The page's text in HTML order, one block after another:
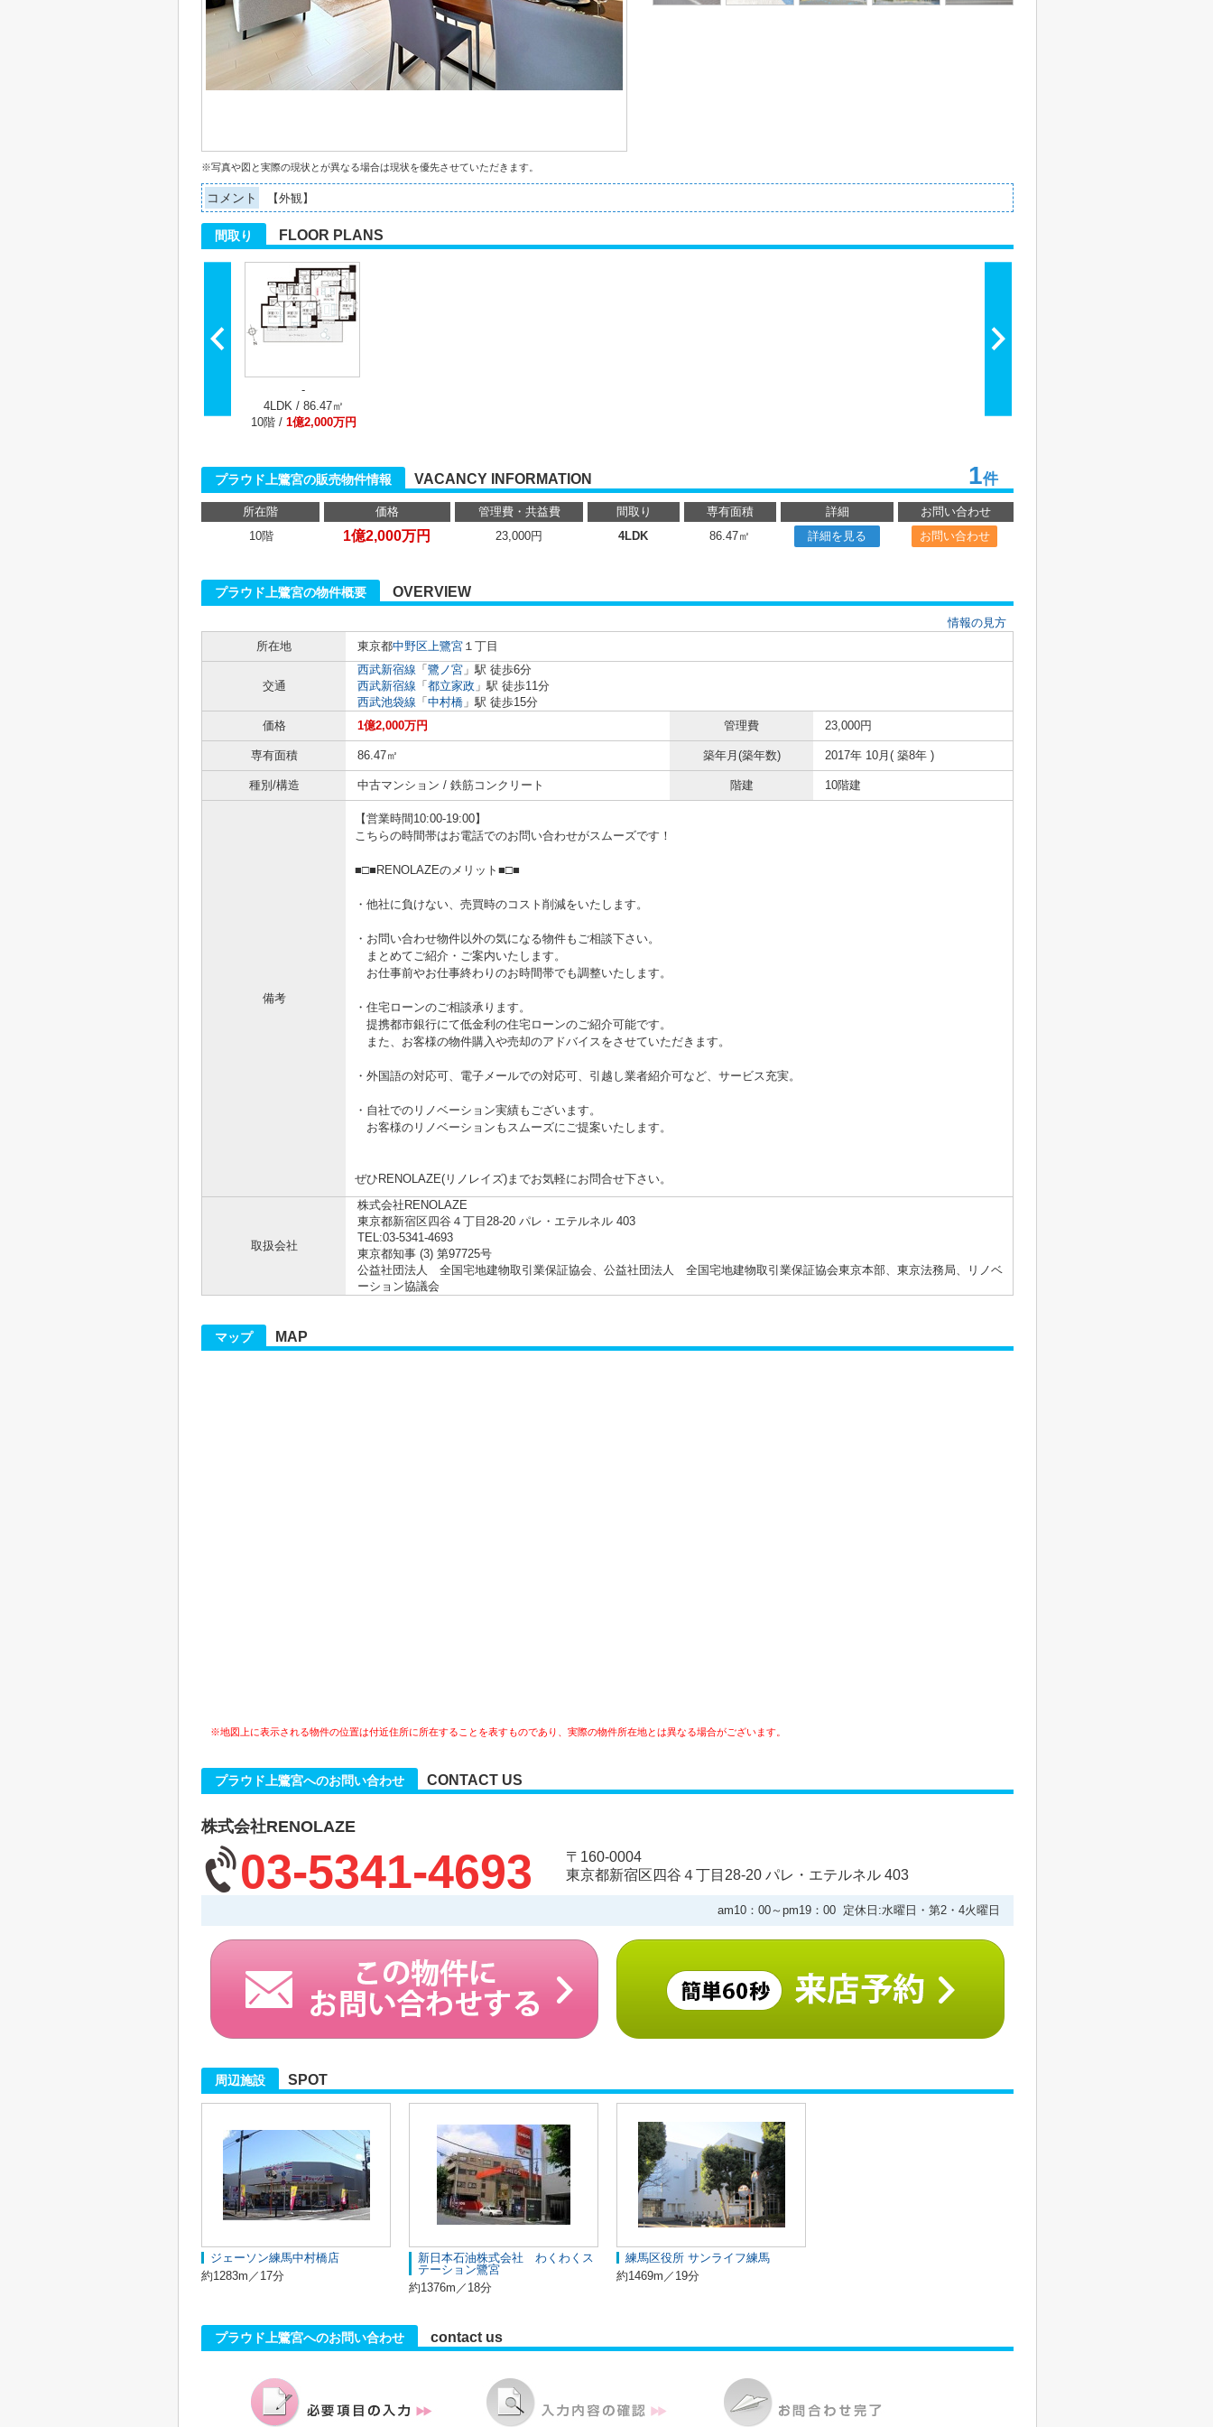
※写真や図と実際の現状とが異なる場合は現状を優先させていただきます。
コメント 【外観】
間取り FLOOR PLANS
-
4LDK / 86.47㎡
10階 / 1億2,000万円
プラウド上鷺宮の販売物件情報 VACANCY INFORMATION 1件
所在階 価格 管理費・共益費 間取り 専有面積 詳細
お問い合わせ
10階
1億2,000万円 23,000円 4LDK 86.47㎡ 詳細を見る お問い合わせ
プラウド上鷺宮の物件概要 OVERVIEW
情報の見方
所在地
東京都中野区上鷺宮 １丁目
交通
西武新宿線 「 鷺ノ宮 」駅 徒歩6分
西武新宿線 「 都立家政 」駅 徒歩11分
西武池袋線 「 中村橋 」駅 徒歩15分
価格
1億2,000万円 管理費 23,000円
専有面積 86.47㎡ 築年月(築年数) 2017年 10月( 築8年 )
種別/構造 中古マンション / 鉄筋コンクリート 階建 10階建
備考
【営業時間10:00-19:00】
こちらの時間帯はお電話でのお問い合わせがスムーズです！
■□■RENOLAZEのメリット■□■
・他社に負けない、売買時のコスト削減をいたします。
・お問い合わせ物件以外の気になる物件もご相談下さい。
まとめてご紹介・ご案内いたします。
お仕事前やお仕事終わりのお時間帯でも調整いたします。
・住宅ローンのご相談承ります。
提携都市銀行にて低金利の住宅ローンのご紹介可能です。
また、お客様の物件購入や売却のアドバイスをさせていただきます。
・外国語の対応可、電子メールでの対応可、引越し業者紹介可など、サービス充実。
・自社でのリノベーション実績もございます。
お客様のリノベーションもスムーズにご提案いたします。
ぜひRENOLAZE(リノレイズ)までお気軽にお問合せ下さい。
取扱会社
株式会社RENOLAZE
東京都新宿区四谷４丁目28-20 パレ・エテルネル 403
TEL:03-5341-4693
東京都知事 (3) 第97725号
公益社団法人 全国宅地建物取引業保証協会、公益社団法人 全国宅地建物取引業保証協会東京本部、東京法務局、リノベ
ーション協議会
マップ MAP
※地図上に表示される物件の位置は付近住所に所在することを表すものであり、実際の物件所在地とは異なる場合がございます。
プラウド上鷺宮へのお問い合わせ CONTACT US
株式会社RENOLAZE
03-5341-4693
〒160-0004
東京都新宿区四谷４丁目28-20 パレ・エテルネル 403
am10：00～pm19：00 定休日:水曜日・第2・4火曜日
周辺施設 SPOT
ジェーソン練馬中村橋店
約1283m／17分
新日本石油株式会社 わくわくス
テーション鷺宮
約1376m／18分
練馬区役所 サンライフ練馬
約1469m／19分
プラウド上鷺宮へのお問い合わせ contact us